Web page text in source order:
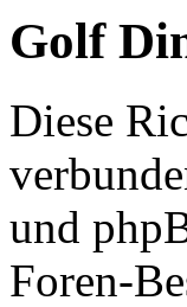
Golf
Diese
und
Foren-